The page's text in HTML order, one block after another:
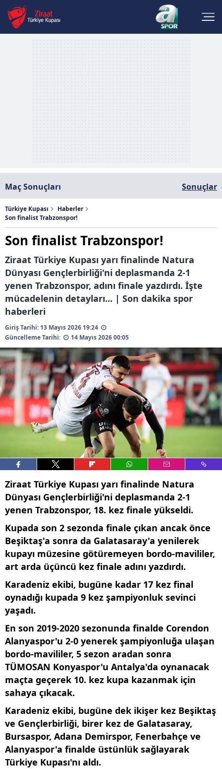
Maç Sonuçları Sonuçlar
Türkiye Kupası
Haberler
Son finalist Trabzonspor!
Son finalist Trabzonspor!
Ziraat Türkiye Kupası yarı finalinde Natura
Dünyası Gençlerbirliği'ni deplasmanda 2-1
yenen Trabzonspor, adını finale yazdırdı. İşte
mücadelenin detayları... | Son dakika spor
haberleri
Giriş Tarihi: 13 Mayıs 2026 19:24
Güncelleme Tarihi:
14 Mayıs 2026 00:05
Ziraat Türkiye Kupası yarı finalinde Natura
Dünyası Gençlerbirliği'ni deplasmanda 2-1
yenen Trabzonspor, 18. kez finale yükseldi.
Kupada son 2 sezonda finale çıkan ancak önce
Beşiktaş'a sonra da Galatasaray'a yenilerek
kupayı müzesine götüremeyen bordo-mavililer,
art arda üçüncü kez finale adını yazdırdı.
Karadeniz ekibi, bugüne kadar 17 kez final
oynadığı kupada 9 kez şampiyonluk sevinci
yaşadı.
En son 2019-2020 sezonunda finalde Corendon
Alanyaspor'u 2-0 yenerek şampiyonluğa ulaşan
bordo-mavililer, 5 sezon aradan sonra
TÜMOSAN Konyaspor'u Antalya'da oynanacak
maçta geçerek 10. kez kupa kazanmak için
sahaya çıkacak.
Karadeniz ekibi, bugüne dek ikişer kez Beşiktaş
ve Gençlerbirliği, birer kez de Galatasaray,
Bursaspor, Adana Demirspor, Fenerbahçe ve
Alanyaspor'a finalde üstünlük sağlayarak
Türkiye Kupası'nı aldı.